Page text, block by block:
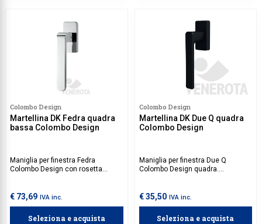
Colombo Design
Martellina DK Fedra quadra
bassa Colombo Design
Maniglia per finestra Fedra
Colombo Design con rosetta
€ 73,69 IVA inc.
Seleziona e acquista
Colombo Design
Martellina DK Due Q quadra
Colombo Design
Maniglia per finestra Due Q
Colombo Design quadra.
€ 35,50 IVA inc.
Seleziona e acquista